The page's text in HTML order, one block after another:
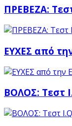
ΠΡΕΒΕΖΑ:
ΕΥΧΕΣ από
ΒΟΛΟΣ: Τεστ